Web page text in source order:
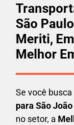
São
Meriti,
Melhor
Se você
para São
no setor, a